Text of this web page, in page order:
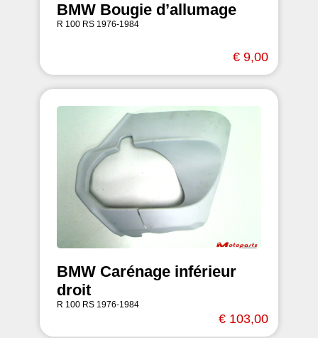
BMW Bougie d’allumage
R 100 RS 1976-1984
€ 9,00
BMW Carénage inférieur
droit
R 100 RS 1976-1984
€ 103,00